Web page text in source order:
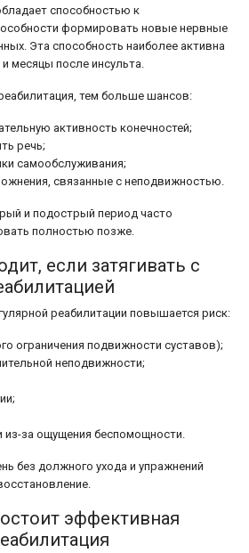
способностью к
формировать новые нервные
Эта способность наиболее активна
месяцы после инсульта.
тем больше шансов:
активность конечностей;
речь;
самообслуживания;
связанные с неподвижностью.
и подострый период часто
полностью позже.
если затягивать с
реабилитации повышается риск:
ограничения подвижности суставов);
неподвижности;
из-за ощущения беспомощности.
без должного ухода и упражнений
эффективная